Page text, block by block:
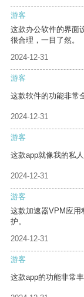
游客
这款办公软件的界面
很合理，一目了然。
2024-12-31
游客
这款软件的功能非常
2024-12-31
游客
这款app就像我的私
2024-12-31
游客
这款加速器VPM应用
护。
2024-12-31
游客
这款app的功能非常